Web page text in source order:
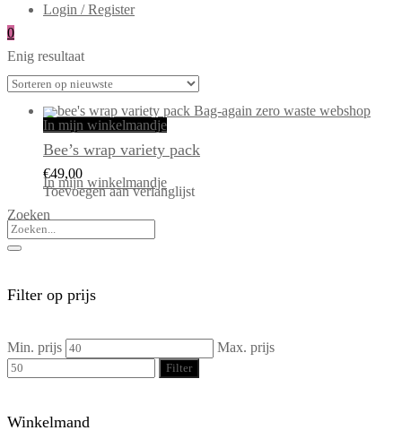
Login / Register
0
Enig resultaat
In mijn winkelmandje
Bee’s wrap variety pack
€49,00
In mijn winkelmandje
Toevoegen aan verlanglijst
Zoeken
Filter op prijs
Min. prijs Max. prijs
Filter
Winkelmand